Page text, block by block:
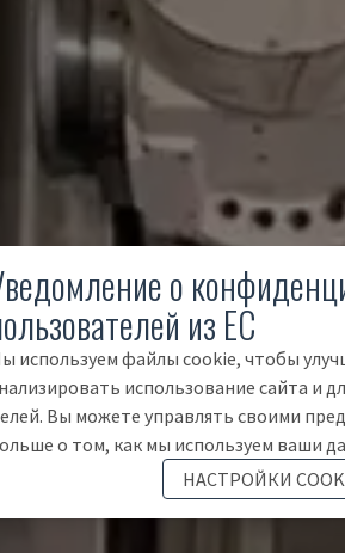
о
из ЕС
используем файлы cookie, чтобы
использование сайта и
Вы можете управлять своими
о том, как мы используем ваши
НАСТРОЙКИ